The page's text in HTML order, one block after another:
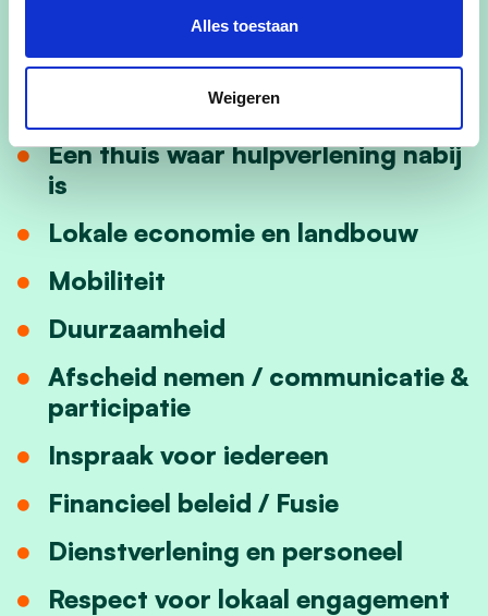
Alles toestaan
Weigeren
Een warme thuis
Een thuis in harmonie met de
Een thuis waar hulpverlening nabij
is
Lokale economie en landbouw
Mobiliteit
Duurzaamheid
Afscheid nemen / communicatie &
participatie
Inspraak voor iedereen
Financieel beleid / Fusie
Dienstverlening en personeel
Respect voor lokaal engagement